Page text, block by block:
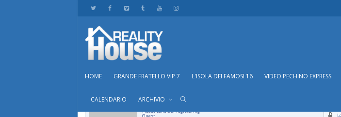
HOME GRANDE FRATELLO VIP 7 L'ISOLA DEI FAMOSI 16 VIDEO PECHINO EXPRESS
CALENDARIO ARCHIVIO
Please consider registering